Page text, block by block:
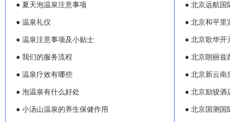
● 夏天泡温泉注意事项
● 温泉礼仪
● 温泉注意事项及小贴士
● 我们的服务流程
● 温泉疗效有哪些
● 泡温泉有什么好处
● 小汤山温泉的养生保健作用
● 北京远航国
● 北京和平里
● 北京歌华开
● 北京朗丽兹
● 北京新云南
● 北京励骏酒
● 北京国测国